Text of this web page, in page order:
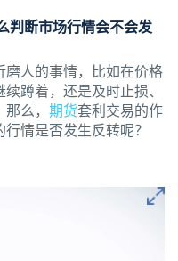
判断市场行情会不会发
磨人的事情，比如在价格
蹲着，还是及时止损、
么， 期货套利交易的作
情是否发生反转呢？